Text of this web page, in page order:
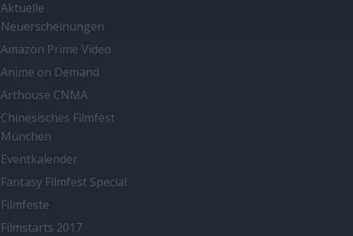
Aktuelle
Neuerscheinungen
Amazon Prime Video
Anime on Demand
Arthouse CNMA
Chinesisches Filmfest
München
Eventkalender
Fantasy Filmfest Special
Filmfeste
Filmstarts 2017